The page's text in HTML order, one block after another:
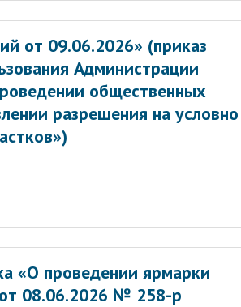
от 09.06.2026» (приказ
Администрации
общественных
разрешения на условно
«О проведении ярмарки
от 08.06.2026 № 258-р